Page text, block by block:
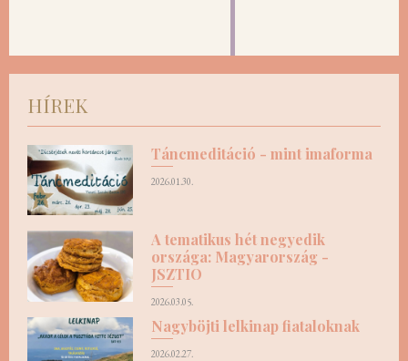
HÍREK
Táncmeditáció - mint imaforma
2026.01.30.
A tematikus hét negyedik
országa: Magyarország -
JSZTIO
2026.03.05.
Nagyböjti lelkinap fiataloknak
2026.02.27.